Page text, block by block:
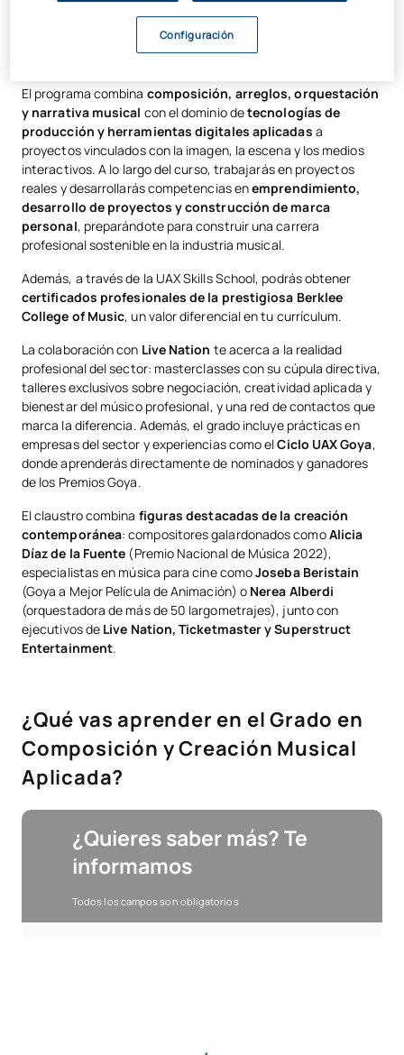
creativas contemporáneas: cine, videojuegos, artes
escénicas, producción musical, música de concierto y
entretenimiento en vivo.
El programa combina composición, arreglos, orquestación
y narrativa musical con el dominio detecnologías de
producción y herramientas digitales aplicadas a
proyectos vinculados con la imagen, la escena y los medios
interactivos. A lo largo del curso, trabajarás en proyectos
reales y desarrollarás competencias enemprendimiento,
desarrollo de proyectos y construcción de marca
personal, preparándote para construir una carrera
profesional sostenible en la industria musical.
Además, a través de la UAX Skills School, podrás obtener
certificados profesionales de la prestigiosa Berklee
College of Music, un valor diferencial en tu currículum.
La colaboración con Live Nation te acerca a la realidad
profesional del sector: masterclasses con su cúpula directiva,
talleres exclusivos sobre negociación, creatividad aplicada y
bienestar del músico profesional, y una red de contactos que
marca la diferencia. Además, el grado incluye prácticas en
empresas del sector y experiencias como elCiclo UAX Goya,
donde aprenderás directamente de nominados y ganadores
de los Premios Goya.
El claustro combina figuras destacadas de la creación
contemporánea: compositores galardonados comoAlicia
Díaz de la Fuente (Premio Nacional de Música 2022),
especialistas en música para cine comoJoseba Beristain
(Goya a Mejor Película de Animación) o Nerea Alberdi
(orquestadora de más de 50 largometrajes), junto con
ejecutivos de Live Nation, Ticketmaster y Superstruct
Entertainment.
¿Qué vas aprender en el Grado en
Composición y Creación Musical
Aplicada?
¿Quieres saber más? Te
informamos
Todos los campos son obligatorios
Configuración